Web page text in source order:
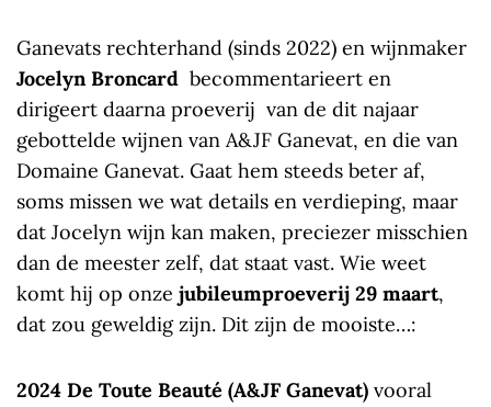
Ganevats rechterhand (sinds 2022) en wijnmaker
Jocelyn Broncard becommentarieert en
dirigeert daarna proeverij van de dit najaar
gebottelde wijnen van A&JF Ganevat, en die van
Domaine Ganevat. Gaat hem steeds beter af,
soms missen we wat details en verdieping, maar
dat Jocelyn wijn kan maken, preciezer misschien
dan de meester zelf, dat staat vast. Wie weet
komt hij op onze jubileumproeverij 29 maart,
dat zou geweldig zijn. Dit zijn de mooiste…:
2024 De Toute Beauté (A&JF Ganevat) vooral